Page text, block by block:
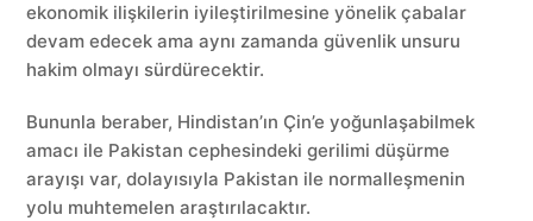
ekonomik ilişkilerin iyileştirilmesine yönelik çabalar
devam edecek ama aynı zamanda güvenlik unsuru
hakim olmayı sürdürecektir.
Bununla beraber, Hindistan’ın Çin’e yoğunlaşabilmek
amacı ile Pakistan cephesindeki gerilimi düşürme
arayışı var, dolayısıyla Pakistan ile normalleşmenin
yolu muhtemelen araştırılacaktır.